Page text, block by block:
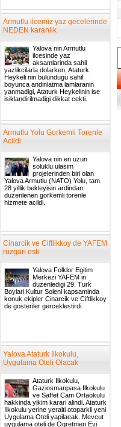
Armutlu ilcemiz yaz gecelerinde
NEDEN karanlik
Yalova nin Armutlu
ilcesinde yaz
aksamlarinda sahil
yazlikcilarla dolarken, Ataturk
Heykeli nin bulundugu sahil
boyunca andinlatma lamlaranin
yanmadigi, Ataturk Heykelinin ise
isiklandirilmadigi dikkat cekti.
Armutlu Yolu Gorkemli Torenle
Acildi
Yalova nin en uzun
soluklu ulasim
projelerinden biri olan
Yalova Armutlu (NATO) Yolu, tam
28 yillik bekleyisin ardindan
duzenlenen gorkemli torenle
hizmete acildi.
Cinarcik ve Ciftlikkoy de YAFEM
ruzgari esti
Yalova Folklor Egitim
Merkezi YAFEM in
duzenledigi 29. Turk
Boylari Kultur Soleni kapsaminda
konuk ekipler Cinarcik ve Ciftlikkoy
de gosteriler gerceklestirdi.
Yalova Ataturk Ilkokulu,
Uygulama Oteli Olacak
Ataturk Ilkokulu,
Gaziosmanpasa Ilkokulu
ve Saffet Cam Ortaokulu
hakkinda yikim karari alindi. Ataturk
Ilkokulu yerine yeralti otoparkli yeni
Uygulama Oteli yapilacak. Mevcut
uygulama oteli de Ogretmen Evi